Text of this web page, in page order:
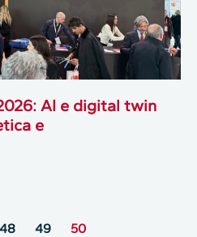
AI e digital twin
e
48 49 50